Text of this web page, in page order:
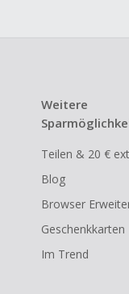
Weitere
Teilen & 20 €
Blog
Browser
Geschenkkarten
Im Trend